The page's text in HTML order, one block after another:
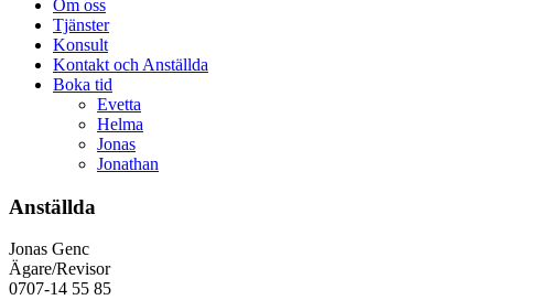
Om oss
Tjänster
Konsult
Kontakt och Anställda
Boka tid
Evetta
Helma
Jonas
Jonathan
Anställda
Jonas Genc
Ägare/Revisor
0707-14 55 85